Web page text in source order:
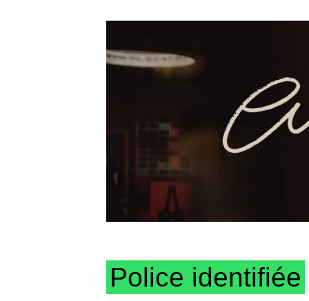
Police identifiée